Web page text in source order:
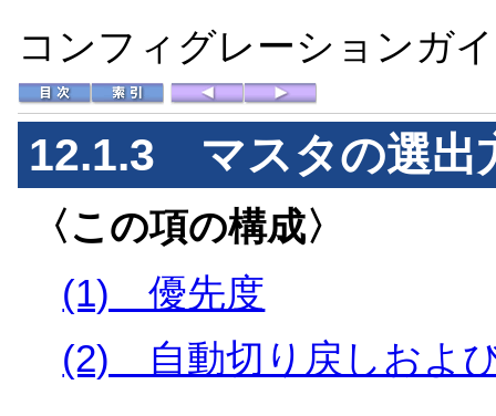
コンフィグレーションガ
12.1.3 マスタの選出
〈この項の構成〉
(1) 優先度
(2) 自動切り戻しおよ